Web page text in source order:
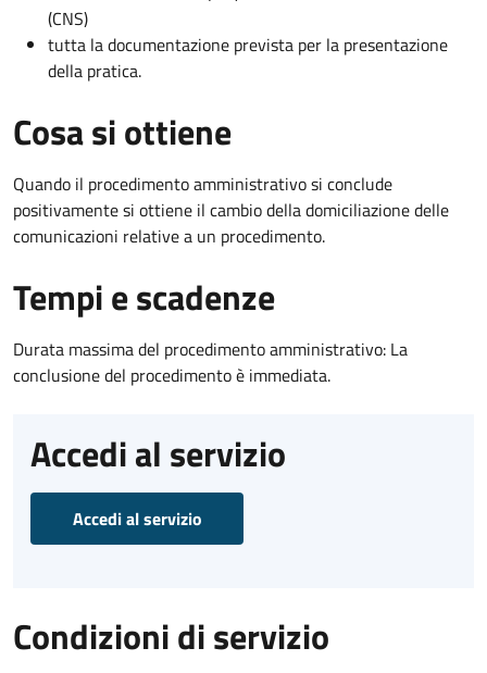
(CNS)
tutta la documentazione prevista per la presentazione
della pratica.
Cosa si ottiene
Quando il procedimento amministrativo si conclude
positivamente si ottiene il cambio della domiciliazione delle
comunicazioni relative a un procedimento.
Tempi e scadenze
Durata massima del procedimento amministrativo: La
conclusione del procedimento è immediata.
Accedi al servizio
Accedi al servizio
Condizioni di servizio